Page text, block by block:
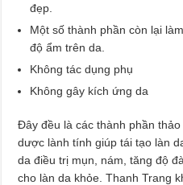
đẹp.
Một số thành phần còn lại
độ ẩm trên da.
Không tác dụng phụ
Không gây kích ứng da
Đây đều là các thành phần
dược lành tính giúp tái tạo làn
da điều trị mụn, nám, tăng độ
cho làn da khỏe. Thanh Trang